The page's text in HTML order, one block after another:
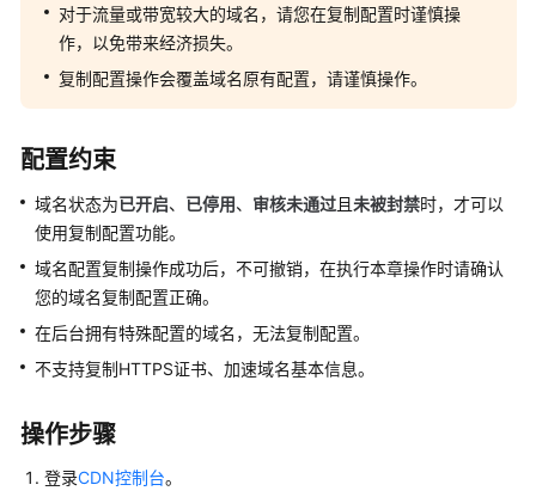
品
绍
费
明
快
速
入
门
户
南
对于流量或带宽较大的域名，请您在复制配置时谨慎操
作，以免带来经济损失。
复制配置操作会覆盖域名原有配置，请谨慎操作。
配置约束
域名状态为已开启、 已停用、 审核未通过且未被封禁时，才可以
使用复制配置功能。
域名配置复制操作成功后，不可撤销，在执行本章操作时请确认
您的域名复制配置正确。
在后台拥有特殊配置的域名，无法复制配置。
不支持复制HTTPS证书、加速域名基本信息。
操作步骤
登录CDN控制台。